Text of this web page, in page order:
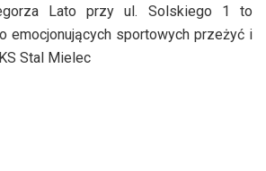
Lato przy ul. Solskiego 1 to
emocjonujących sportowych przeżyć i
Stal Mielec